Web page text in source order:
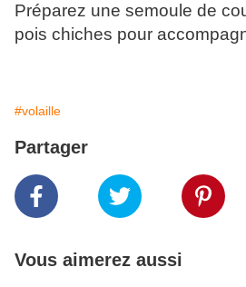
Préparez une semoule de
pois chiches pour
#volaille
Partager
Vous aimerez aussi